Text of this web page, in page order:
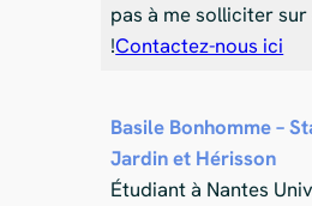
pas à me solliciter sur
!Contactez-nous ici
Basile Bonhomme –
Jardin et Hérisson
Étudiant à Nantes